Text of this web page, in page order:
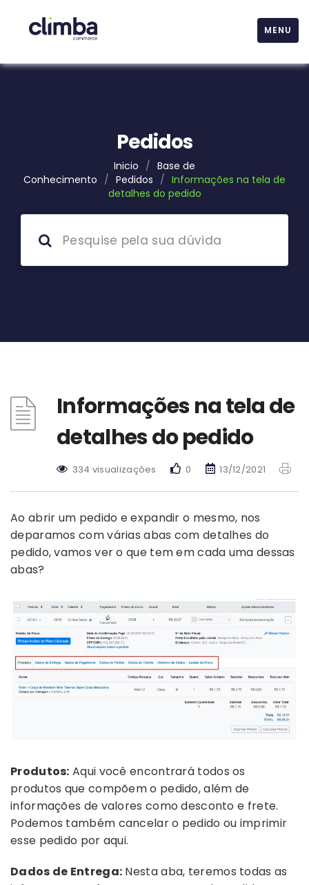
MENU
Pedidos
Inicio / Base de
Conhecimento / Pedidos / Informações na tela de
detalhes do pedido
Informações na tela de
detalhes do pedido
334 visualizações 0 13/12/2021
Ao abrir um pedido e expandir o mesmo, nos
deparamos com várias abas com detalhes do
pedido, vamos ver o que tem em cada uma dessas
abas?
Produtos: Aqui você encontrará todos os
produtos que compõem o pedido, além de
informações de valores como desconto e frete.
Podemos também cancelar o pedido ou imprimir
esse pedido por aqui.
Dados de Entrega: Nesta aba, teremos todas as